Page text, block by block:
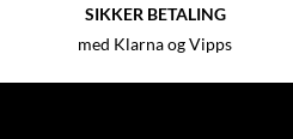
SIKKER BETALING
med Klarna og Vipps